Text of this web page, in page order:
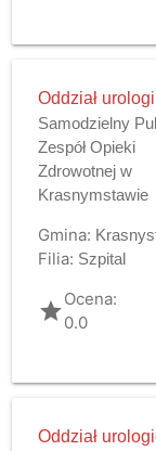
Oddział
Samodzielny
Zespół Opieki
Zdrowotnej w
Krasnymstawie
Gmina:
Filia: Szpital
gradeOcena:
0.0
Oddział